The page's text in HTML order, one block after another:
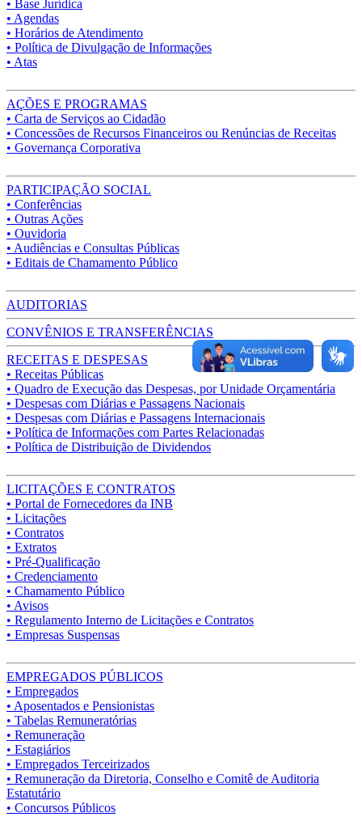
• Base Jurídica
• Agendas
• Horários de Atendimento
• Política de Divulgação de Informações
• Atas
AÇÕES E PROGRAMAS
• Carta de Serviços ao Cidadão
• Concessões de Recursos Financeiros ou Renúncias de Receitas
• Governança Corporativa
PARTICIPAÇÃO SOCIAL
• Conferências
• Outras Ações
• Ouvidoria
• Audiências e Consultas Públicas
• Editais de Chamamento Público
AUDITORIAS
CONVÊNIOS E TRANSFERÊNCIAS
RECEITAS E DESPESAS
• Receitas Públicas
• Quadro de Execução das Despesas, por Unidade Orçamentária
• Despesas com Diárias e Passagens Nacionais
• Despesas com Diárias e Passagens Internacionais
• Política de Informações com Partes Relacionadas
• Política de Distribuição de Dividendos
LICITAÇÕES E CONTRATOS
• Portal de Fornecedores da INB
• Licitações
• Contratos
• Extratos
• Pré-Qualificação
• Credenciamento
• Chamamento Público
• Avisos
• Regulamento Interno de Licitações e Contratos
• Empresas Suspensas
EMPREGADOS PÚBLICOS
• Empregados
• Aposentados e Pensionistas
• Tabelas Remuneratórias
• Remuneração
• Estagiários
• Empregados Terceirizados
• Remuneração da Diretoria, Conselho e Comitê de Auditoria
Estatutário
• Concursos Públicos